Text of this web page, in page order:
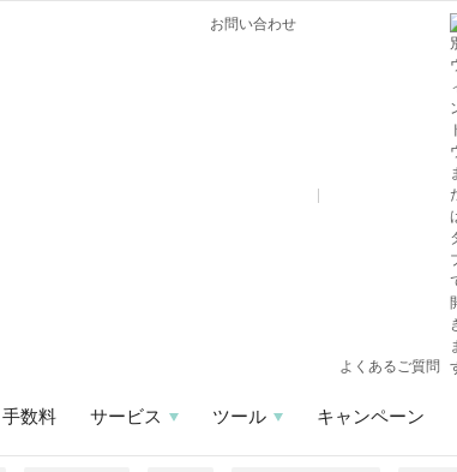
お問い合わせ
よくあるご質問
手数料 サービス ツール キャンペーン